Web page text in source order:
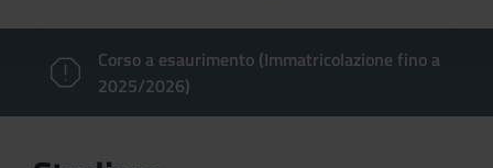
Corso a esaurimento (Immatricolazione fino a
2025/2026)